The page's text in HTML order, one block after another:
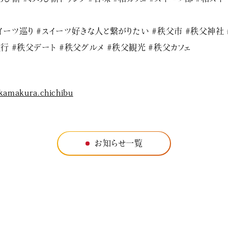
ーツ巡り #スイーツ好きな人と繋がりたい #秩父市 #秩父神社
#秩父デート #秩父グルメ #秩父観光 #秩父カフェ
お知らせ一覧